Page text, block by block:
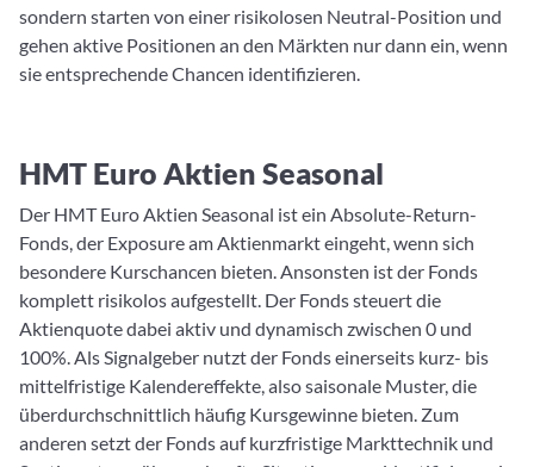
sondern starten von einer risikolosen Neutral-Position und
gehen aktive Positionen an den Märkten nur dann ein, wenn
sie entsprechende Chancen identifizieren.
HMT Euro Aktien Seasonal
Der HMT Euro Aktien Seasonal ist ein Absolute-Return-
Fonds, der Exposure am Aktienmarkt eingeht, wenn sich
besondere Kurschancen bieten. Ansonsten ist der Fonds
komplett risikolos aufgestellt. Der Fonds steuert die
Aktienquote dabei aktiv und dynamisch zwischen 0 und
100%. Als Signalgeber nutzt der Fonds einerseits kurz- bis
mittelfristige Kalendereffekte, also saisonale Muster, die
überdurchschnittlich häufig Kursgewinne bieten. Zum
anderen setzt der Fonds auf kurzfristige Markttechnik und